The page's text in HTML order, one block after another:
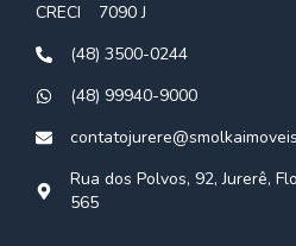
CRECI
7090 J
(48) 3500-0244
(48) 99940-9000
Rua dos Polvos, 92, Jurerê,
565